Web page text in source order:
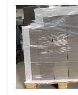
Kraftpapier-
Het Document